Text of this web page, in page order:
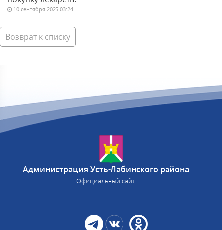
10 сентября 2025 03:24
Возврат к списку
Администрация Усть-Лабинского района
Официальный сайт